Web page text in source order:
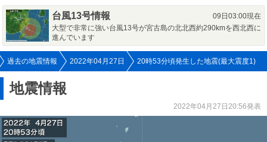
台風13号情報
09日03:00現在
大型で非常に強い台風13号が宮古島の北北西約290kmを西北西に
進んでいます
過去の地震情報 2022年04月27日 20時53分頃発生した地震(最大震度1)
地震情報
2022年04月27日20:56発表